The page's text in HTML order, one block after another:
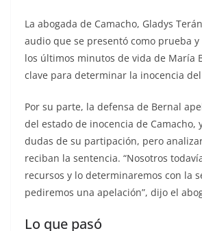
La abogada de Camacho, Gladys
audio que se presentó como prueba
los últimos minutos de vida de María
clave para determinar la inocencia
Por su parte, la defensa de Bernal
del estado de inocencia de Camacho,
dudas de su partipación, pero
reciban la sentencia. “Nosotros
recursos y lo determinaremos con la
pediremos una apelación”, dijo el
Lo que pasó